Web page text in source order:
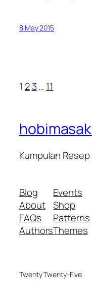
8 May 2015
1 2 3… 11
Kumpulan
Blog
About
FAQs
Authors
Events
Shop
Patterns
Themes
Twenty Twenty-Five